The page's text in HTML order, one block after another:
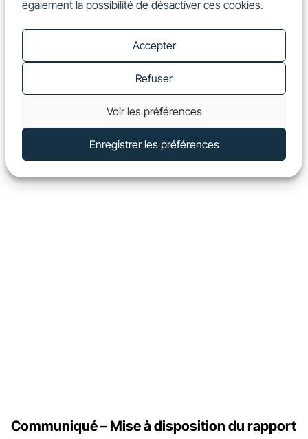
également la possibilité de désactiver ces cookies.
Accepter
Refuser
Voir les préférences
Enregistrer les préférences
Communiqué – Mise à disposition du rapport